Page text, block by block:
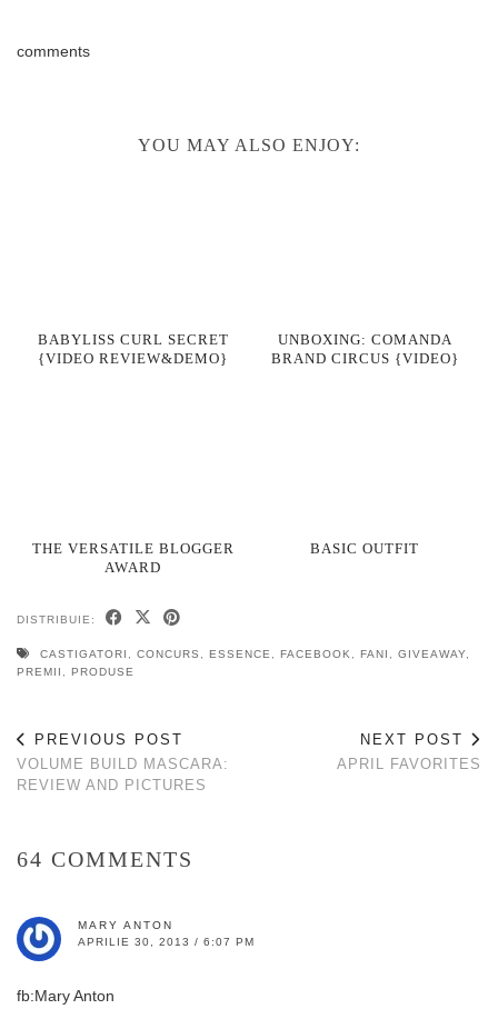
comments
YOU MAY ALSO ENJOY:
BABYLISS CURL SECRET
{VIDEO REVIEW&DEMO}
UNBOXING: COMANDA
BRAND CIRCUS {VIDEO}
THE VERSATILE BLOGGER
AWARD
BASIC OUTFIT
DISTRIBUIE:
CASTIGATORI CONCURS ESSENCE FACEBOOK FANI GIVEAWAY
PREMII
PRODUSE
PREVIOUS POST
VOLUME BUILD MASCARA:
REVIEW AND PICTURES
NEXT POST
APRIL FAVORITES
64 COMMENTS
MARY ANTON
APRILIE 30, 2013 / 6:07 PM
fb:Mary Anton